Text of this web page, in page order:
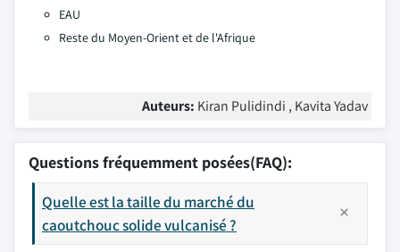
EAU
Reste du Moyen-Orient et de l'Afrique
Auteurs: Kiran Pulidindi , Kavita Yadav
Questions fréquemment posées(FAQ):
Quelle est la taille du marché du
caoutchouc solide vulcanisé ?